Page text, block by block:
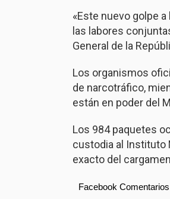
«Este nuevo golpe
las labores
General de la
Los organismos
de narcotráfico,
están en poder del
Los 984 paquetes
custodia al Instituto
exacto del
Facebook Comentarios